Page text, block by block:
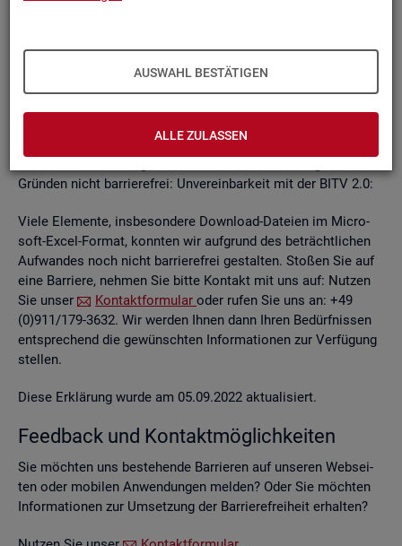
AUSWAHL BESTÄTIGEN
ALLE ZULASSEN
kon­ti­nu­ier­lich durch­ge­führt wer­den.
Die Web­sei­ten sind mit den ge­nann­ten An­for­de­run­gen teil­
Grün­den nicht bar­rie­re­frei: Un­ver­ein­bar­keit mit der BITV 2.0:
Viele Ele­men­te, ins­be­son­de­re Down­load-Da­tei­en im Mi­cro­
soft-Excel-For­mat, konn­ten wir auf­grund des be­trächt­li­chen
Auf­wan­des noch nicht bar­rie­re­frei ge­stal­ten. Sto­ßen Sie auf
eine Bar­rie­re, neh­men Sie bitte Kon­takt mit uns auf: Nut­zen
Sie unser
Kon­takt­for­mu­lar oder rufen Sie uns an: +49
(0)911/179-3632. Wir wer­den Ihnen dann Ihren Be­dürf­nis­sen
ent­spre­chend die ge­wünsch­ten In­for­ma­tio­nen zur Ver­fü­gung
stel­len.
Diese Er­klä­rung wurde am 05.09.2022 ak­tua­li­siert.
Feed­back und Kon­takt­mög­lich­kei­ten
Sie möch­ten uns be­stehen­de Bar­rie­ren auf un­se­ren Web­sei­
ten oder mo­bi­len An­wen­dun­gen mel­den? Oder Sie möch­ten
In­for­ma­tio­nen zur Um­set­zung der Bar­rie­re­frei­heit er­hal­ten?